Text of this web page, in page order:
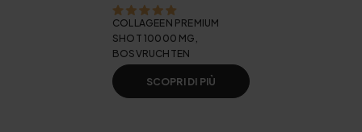
COLLAGEEN PREMIUM
SHOT 10000 MG,
BOSVRUCHTEN
SCOPRI DI PIÙ